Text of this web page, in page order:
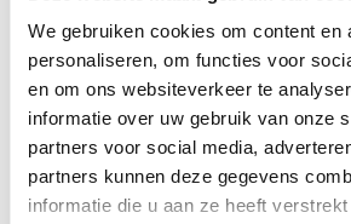
We gebruiken cookies om content en
personaliseren, om functies voor
en om ons websiteverkeer te
informatie over uw gebruik van onze
partners voor social media,
partners kunnen deze gegevens
informatie die u aan ze heeft